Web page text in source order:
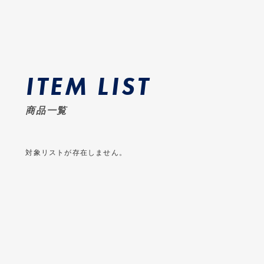
ITEM LIST
商品一覧
対象リストが存在しません。